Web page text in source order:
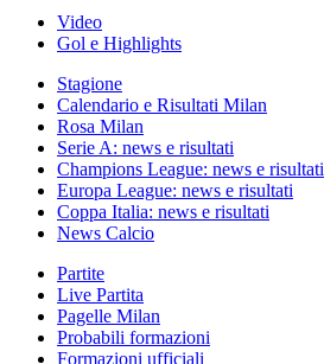
Video
Gol e Highlights
Stagione
Calendario e Risultati Milan
Rosa Milan
Serie A: news e risultati
Champions League: news e risultati
Europa League: news e risultati
Coppa Italia: news e risultati
News Calcio
Partite
Live Partita
Pagelle Milan
Probabili formazioni
Formazioni ufficiali